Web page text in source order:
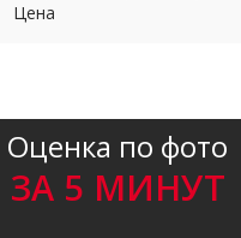
Цена
Оценка по фото
ЗА 5 МИНУТ